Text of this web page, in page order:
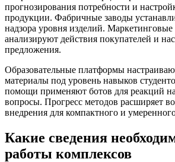
прогнозирования потребности и
продукции. Фабричные заводы
надзора уровня изделий.
анализируют действия покупателей и
предложения.
Образовательные платформы
материалы под уровень навыков
помощи применяют ботов для реакций
вопросы. Прогресс методов расширяет
внедрения для компактного и
Какие сведения
работы комплексов